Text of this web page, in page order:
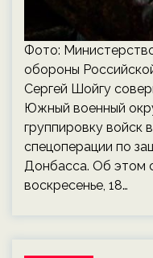
Фото:
обороны
Сергей Шойгу
Южный военный
группировку войск
спецоперации по
Донбасса. Об этом
воскресенье, 18…